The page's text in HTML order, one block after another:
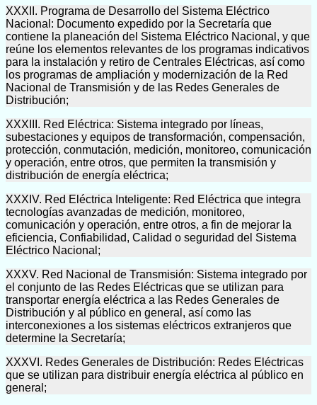
XXXII. Programa de Desarrollo del Sistema Eléctrico
Nacional: Documento expedido por la Secretaría que
contiene la planeación del Sistema Eléctrico Nacional, y que
reúne los elementos relevantes de los programas indicativos
para la instalación y retiro de Centrales Eléctricas, así como
los programas de ampliación y modernización de la Red
Nacional de Transmisión y de las Redes Generales de
Distribución;
XXXIII. Red Eléctrica: Sistema integrado por líneas,
subestaciones y equipos de transformación, compensación,
protección, conmutación, medición, monitoreo, comunicación
y operación, entre otros, que permiten la transmisión y
distribución de energía eléctrica;
XXXIV. Red Eléctrica Inteligente: Red Eléctrica que integra
tecnologías avanzadas de medición, monitoreo,
comunicación y operación, entre otros, a fin de mejorar la
eficiencia, Confiabilidad, Calidad o seguridad del Sistema
Eléctrico Nacional;
XXXV. Red Nacional de Transmisión: Sistema integrado por
el conjunto de las Redes Eléctricas que se utilizan para
transportar energía eléctrica a las Redes Generales de
Distribución y al público en general, así como las
interconexiones a los sistemas eléctricos extranjeros que
determine la Secretaría;
XXXVI. Redes Generales de Distribución: Redes Eléctricas
que se utilizan para distribuir energía eléctrica al público en
general;